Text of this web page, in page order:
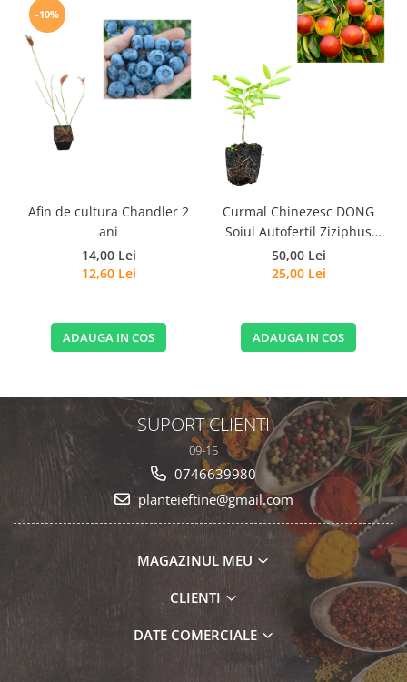
-10%
Afin de cultura Chandler 2
ani
14,00 Lei
12,60 Lei
ADAUGA IN COS
Curmal Chinezesc DONG
Soiul Autofertil Ziziphus
Jujuba , Rezistent la -25°C ,
10-20cm
50,00 Lei
25,00 Lei
ADAUGA IN COS
SUPORT CLIENTI
09-15
0746639980
planteieftine@gmail.com
MAGAZINUL MEU
CLIENTI
DATE COMERCIALE